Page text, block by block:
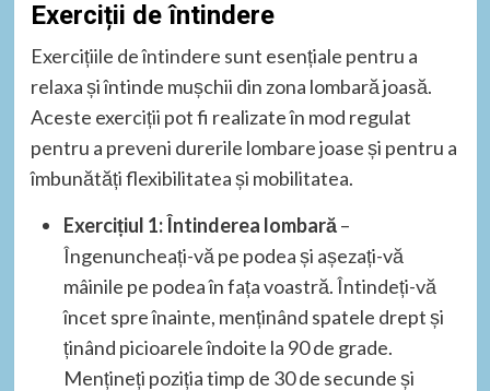
Exerciții de întindere
Exercițiile de întindere sunt esențiale pentru a
relaxa și întinde mușchii din zona lombară joasă.
Aceste exerciții pot fi realizate în mod regulat
pentru a preveni durerile lombare joase și pentru a
îmbunătăți flexibilitatea și mobilitatea.
Exercițiul 1: Întinderea lombară–
Îngenuncheați-vă pe podea și așezați-vă
mâinile pe podea în fața voastră. Întindeți-vă
încet spre înainte, menținând spatele drept și
ținând picioarele îndoite la 90 de grade.
Mențineți poziția timp de 30 de secunde și